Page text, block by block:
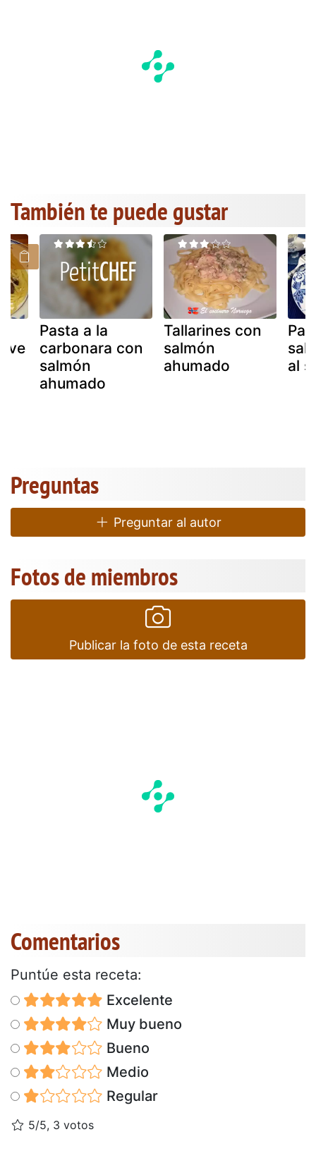
También te puede gustar
Pasta a la
carbonara con
salmón
ahumado
Tallarines con
salmón
ahumado
al
Preguntas
Preguntar al autor
Fotos de miembros
Publicar la foto de esta receta
Comentarios
Puntúe esta receta:
Excelente
Muy bueno
Bueno
Medio
Regular
5/5, 3 votos